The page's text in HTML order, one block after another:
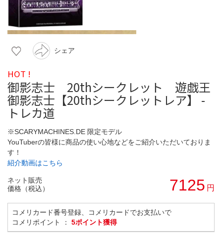
シェア
HOT !
御影志士 20thシークレット 遊戯王
御影志士【20thシークレットレア】 -
トレカ道
※SCARYMACHINES.DE 限定モデル
YouTuberの皆様に商品の使い心地などをご紹介いただいておりま
す！
紹介動画はこちら
ネット販売
価格（税込）
7125 円
コメリカード番号登録、コメリカードでお支払いで
コメリポイント ： 5ポイント獲得